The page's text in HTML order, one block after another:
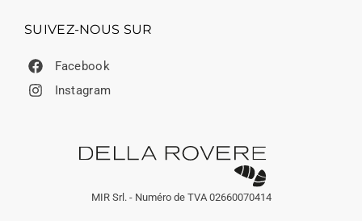
SUIVEZ-NOUS SUR
Facebook
Instagram
MIR Srl. - Numéro de TVA 02660070414